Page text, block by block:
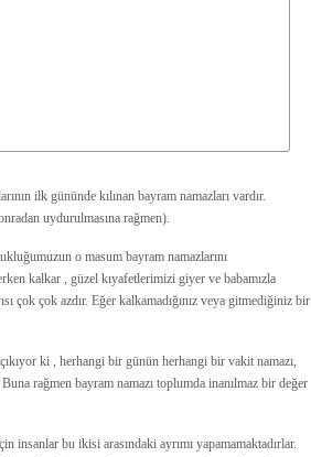
ilk gününde kılınan bayram namazları vardır.
uydurulmasına rağmen).
o masum bayram namazlarını
kalkar , güzel kıyafetlerimizi giyer ve babamızla
çok çok azdır. Eğer kalkamadığınız veya gitmediğiniz bir
ki , herhangi bir günün herhangi bir vakit namazı,
rağmen bayram namazı toplumda inanılmaz bir değer
insanlar bu ikisi arasındaki ayrımı yapamamaktadırlar.